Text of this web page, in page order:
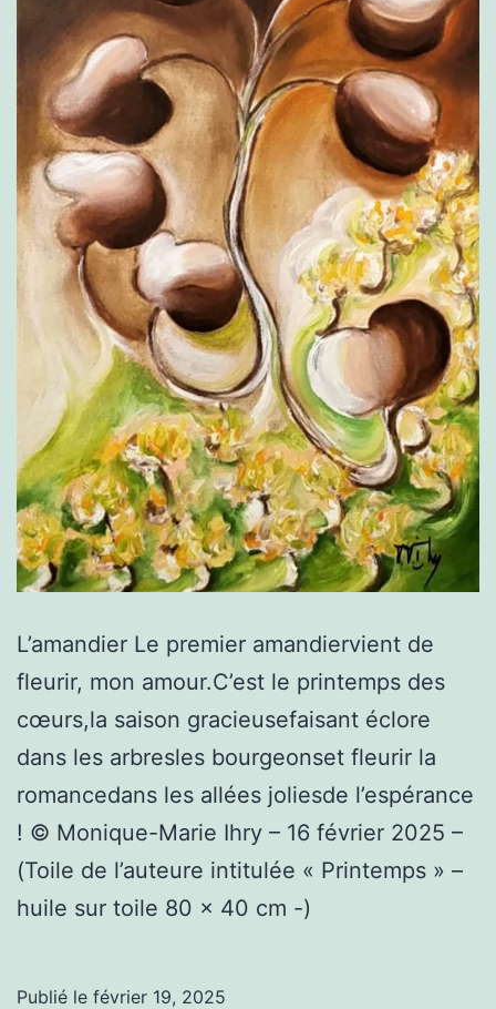
L’amandier Le premier amandiervient de
fleurir, mon amour.C’est le printemps des
cœurs,la saison gracieusefaisant éclore
dans les arbresles bourgeonset fleurir la
romancedans les allées joliesde l’espérance
! © Monique-Marie Ihry – 16 février 2025 –
(Toile de l’auteure intitulée « Printemps » –
huile sur toile 80 x 40 cm -)
Publié le février 19, 2025